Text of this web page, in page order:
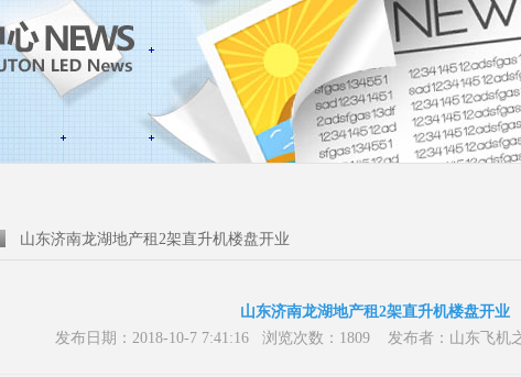
山东济南龙湖地产租2架直升机楼盘开业
山东济南龙湖地产租2架直升机楼盘开业
发布日期：2018-10-7 7:41:16 浏览次数：1809 发布者：山东飞机